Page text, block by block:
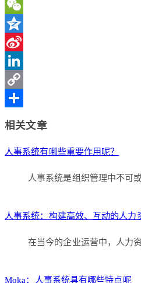
WeChat
Qzone
Sina
Weibo
LinkedIn
Copy
相关文章
人事系统有哪些重要作用呢？
人事系统是组织管理中不可
人事系统：构建高效、互动的人力
在当今的企业运营中，人力
Moka：人事系统具有哪些特点呢